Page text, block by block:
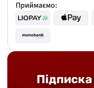
Підписка
Приймаємо: